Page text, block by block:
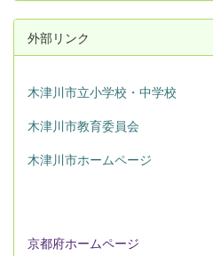
外部リンク
木津川市立小学校・中学校
木津川市教育委員会
木津川市ホームページ
京都府ホームページ